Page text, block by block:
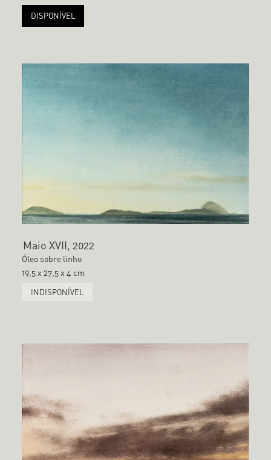
DISPONÍVEL
Maio XVII, 2022
Óleo sobre linho
19,5 x 27,5 x 4 cm
INDISPONÍVEL